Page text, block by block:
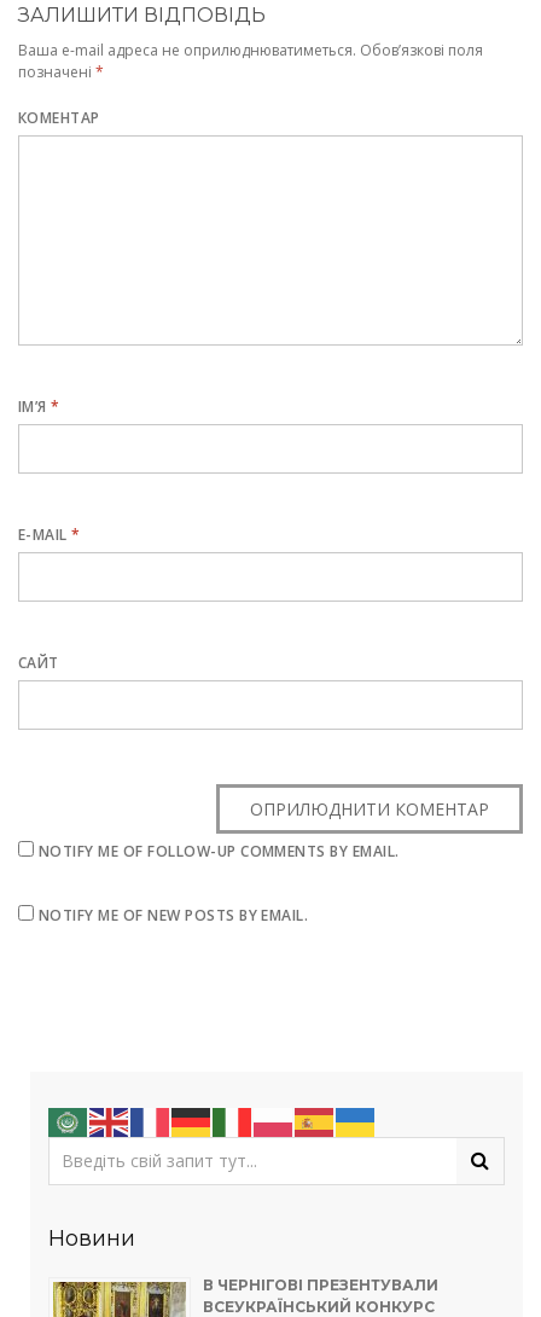
ЗАЛИШИТИ ВІДПОВІДЬ
Ваша e-mail адреса не оприлюднюватиметься. Обов’язкові поля
позначені *
КОМЕНТАР
ІМ’Я*
E-MAIL*
САЙТ
NOTIFY ME OF FOLLOW-UP COMMENTS BY EMAIL.
NOTIFY ME OF NEW POSTS BY EMAIL.
Новини
В ЧЕРНІГОВІ ПРЕЗЕНТУВАЛИ
ВСЕУКРАЇНСЬКИЙ КОНКУРС